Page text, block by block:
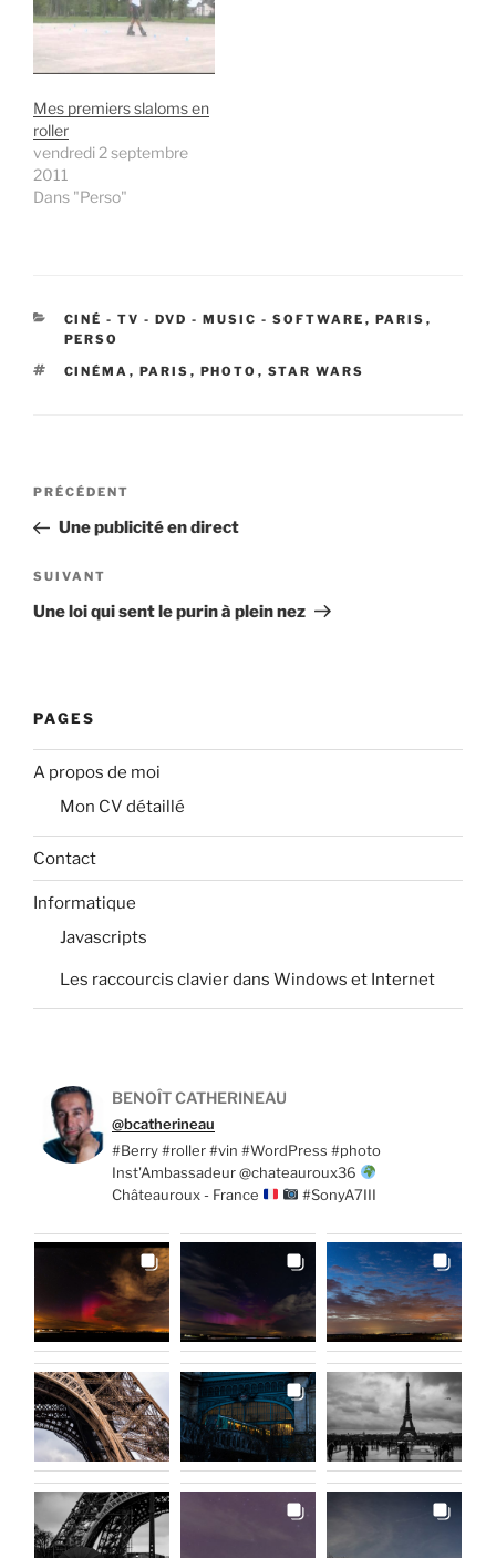
française" se tiendra le
samedi 26 août 2006
dans un restaurant
dès 19 H 00 à…
Mes premiers slaloms en
roller
vendredi 2 septembre
2011
Dans "Perso"
CATÉGORIES
CINÉ - TV - DVD - MUSIC - SOFTWARE , PARIS ,
PERSO
ÉTIQUETTES
CINÉMA , PARIS , PHOTO , STAR WARS
Navigation
l’article
Article
précédent
PRÉCÉDENT
Une publicité en direct
Article
suivant
SUIVANT
Une loi qui sent le purin à plein nez
PAGES
A propos de moi
Mon CV détaillé
Contact
Informatique
Javascripts
Les raccourcis clavier dans Windows et Internet
BENOÎT CATHERINEAU
@bcatherineau
#Berry #roller #vin #WordPress #photo
Inst'Ambassadeur @chateauroux36
Châteauroux - France
#SonyA7III